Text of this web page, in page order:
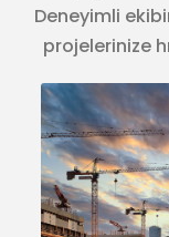
Deneyimli
projelerinize